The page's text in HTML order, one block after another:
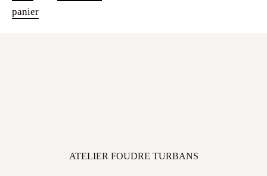
panier
ATELIER FOUDRE TURBANS